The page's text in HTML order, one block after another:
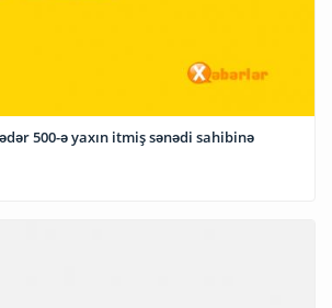
500-ə yaxın itmiş sənədi sahibinə